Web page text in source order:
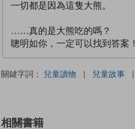
一切都是因為這隻大熊。
……真的是大熊吃的嗎？
聰明如你，一定可以找到答案！
關鍵字詞： 兒童讀物 | 兒童故事 |
相關書籍